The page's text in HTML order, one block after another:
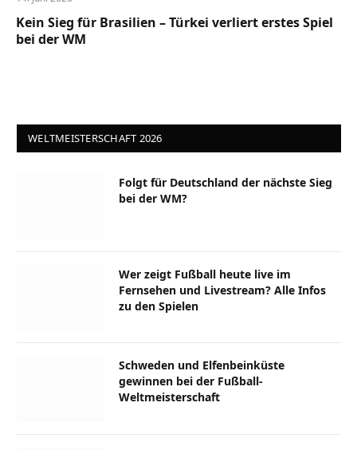
Kein Sieg für Brasilien – Türkei verliert erstes Spiel
bei der WM
WELTMEISTERSCHAFT 2026
Folgt für Deutschland der nächste Sieg
bei der WM?
Wer zeigt Fußball heute live im
Fernsehen und Livestream? Alle Infos
zu den Spielen
Schweden und Elfenbeinküste
gewinnen bei der Fußball-
Weltmeisterschaft